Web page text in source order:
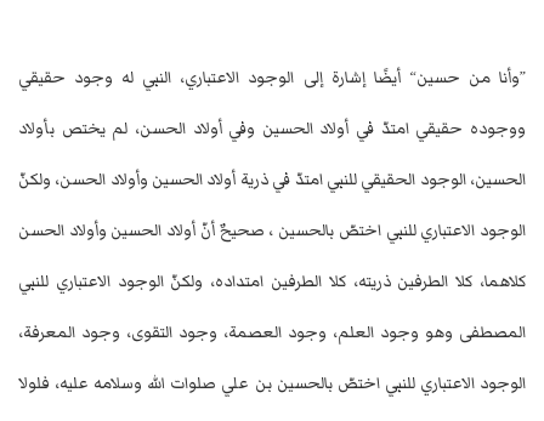
”وأنا من حسين“ أيضًا إشارة إلى الوجود الاعتباري، النبي له وجود حقيقي
ووجوده حقيقي امتدّ في أولاد الحسين وفي أولاد الحسن، لم يختص بأولاد
الحسين، الوجود الحقيقي للنبي امتدّ في ذرية أولاد الحسين وأولاد الحسن، ولكنّ
الوجود الاعتباري للنبي اختصّ بالحسين ، صحيحٌ أنّ أولاد الحسين وأولاد الحسن
كلاهما، كلا الطرفين ذريته، كلا الطرفين امتداده، ولكنّ الوجود الاعتباري للنبي
المصطفى وهو وجود العلم، وجود العصمة، وجود التقوى، وجود المعرفة،
الوجود الاعتباري للنبي اختصّ بالحسين بن علي صلوات الله وسلامه عليه، فلولا